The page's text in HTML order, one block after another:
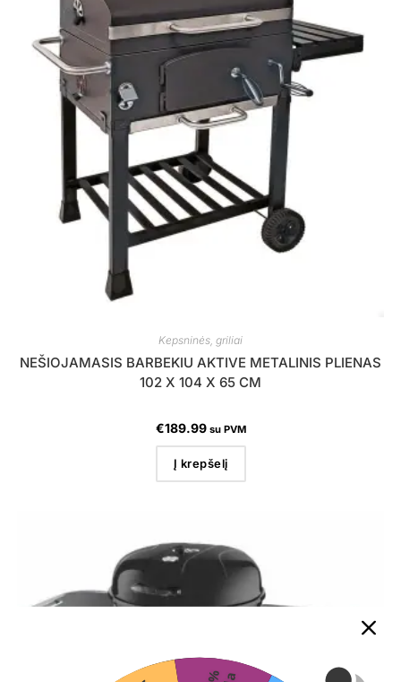
Kepsninės, griliai
NEŠIOJAMASIS BARBEKIU AKTIVE METALINIS PLIENAS
102 X 104 X 65 CM
€189.99 su PVM
Į krepšelį